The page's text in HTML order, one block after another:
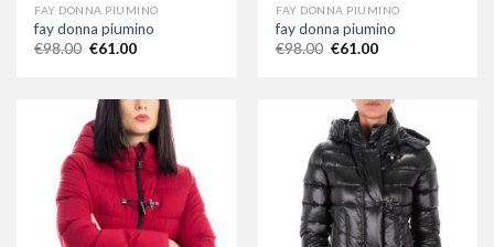
FAY DONNA PIUMINO
fay donna piumino
€98.00 €61.00
FAY DONNA PIUMINO
fay donna piumino
€98.00 €61.00